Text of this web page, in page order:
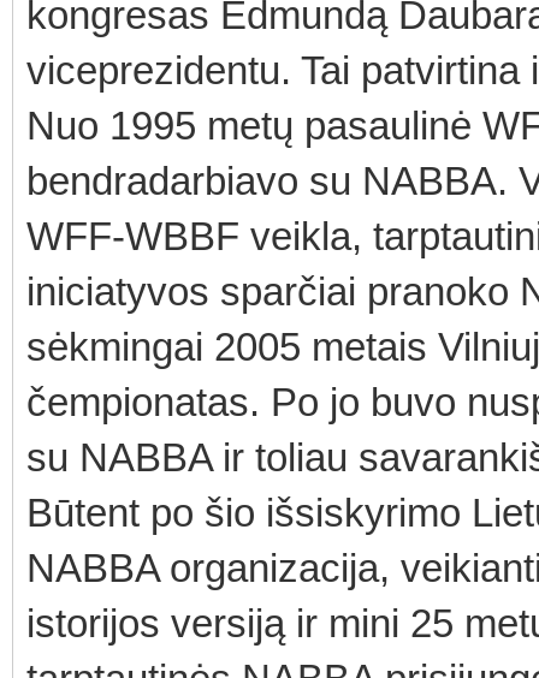
kongresas Edmundą
viceprezidentu. Tai
Nuo 1995 metų pasaulinė
bendradarbiavo su NABBA.
WFF-WBBF veikla,
iniciatyvos sparčiai pranoko
sėkmingai 2005 metais
čempionatas. Po jo buvo
su NABBA ir toliau
Būtent po šio išsiskyrimo
NABBA organizacija,
istorijos versiją ir mini 25